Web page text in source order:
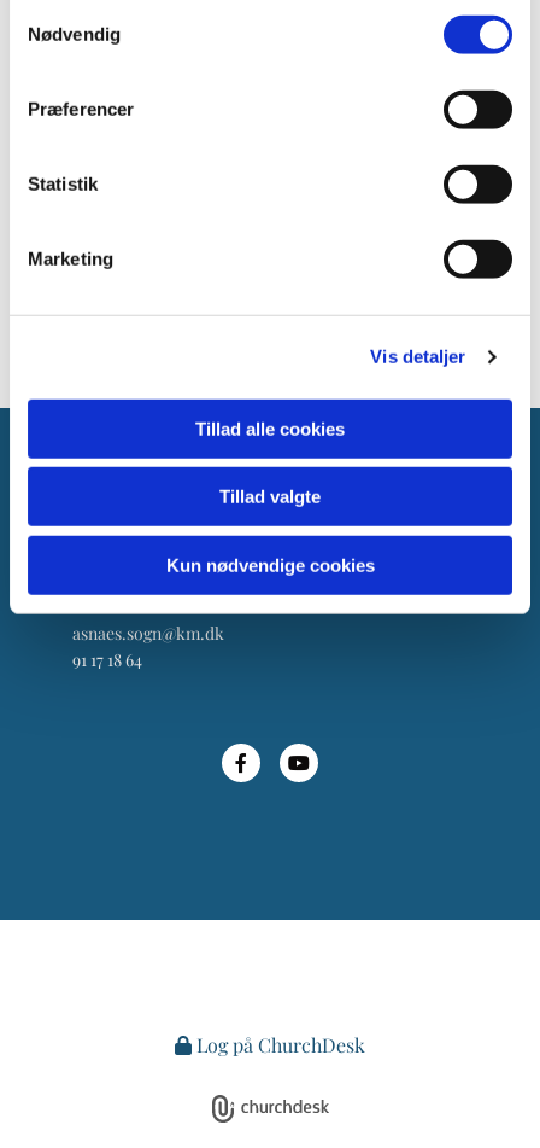
Nødvendig
Præferencer
Statistik
Marketing
Vis detaljer
Tillad alle cookies
Tillad valgte
Kun nødvendige cookies
4550 Asnæs
asnaes.sogn@km.dk
91 17 18 64
Log på ChurchDesk